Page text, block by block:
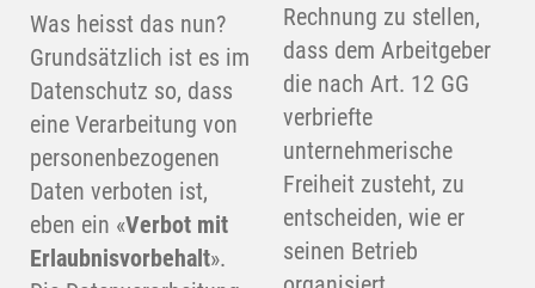
Was heisst das nun?
Grundsätzlich ist es im
Datenschutz so, dass
eine Verarbeitung von
personenbezogenen
Daten verboten ist,
eben ein «Verbot mit
Erlaubnisvorbehalt».
Rechnung zu stellen,
dass dem Arbeitgeber
die nach Art. 12 GG
verbriefte
unternehmerische
Freiheit zusteht, zu
entscheiden, wie er
seinen Betrieb